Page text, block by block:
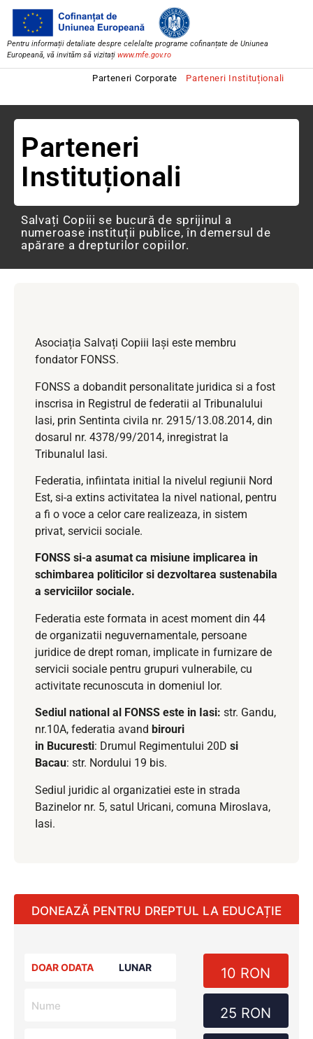
Pentru informații detaliate despre celelalte programe cofinanțate de Uniunea
Europeană, vă invităm să vizitați www.mfe.gov.ro
Parteneri Corporate Parteneri Instituționali
Parteneri
Instituționali
Salvați Copiii se bucură de sprijinul a
numeroase instituții publice, în demersul de
apărare a drepturilor copiilor.
Asociația Salvați Copiii Iași este membru
fondator FONSS.
FONSS a dobandit personalitate juridica si a fost
inscrisa in Registrul de federatii al Tribunalului
Iasi, prin Sentinta civila nr. 2915/13.08.2014, din
dosarul nr. 4378/99/2014, inregistrat la
Tribunalul Iasi.
Federatia, infiintata initial la nivelul regiunii Nord
Est, si-a extins activitatea la nivel national, pentru
a fi o voce a celor care realizeaza, in sistem
privat, servicii sociale.
FONSS si-a asumat ca misiune implicarea in
schimbarea politicilor si dezvoltarea sustenabila
a serviciilor sociale.
Federatia este formata in acest moment din 44
de organizatii neguvernamentale, persoane
juridice de drept roman, implicate in furnizare de
servicii sociale pentru grupuri vulnerabile, cu
activitate recunoscuta in domeniul lor.
Sediul national al FONSS este in Iasi: str. Gandu,
nr.10A, federatia avand birouri
in Bucuresti: Drumul Regimentului 20D si
Bacau: str. Nordului 19 bis.
Sediul juridic al organizatiei este in strada
Bazinelor nr. 5, satul Uricani, comuna Miroslava,
Iasi.
DONEAZĂ PENTRU DREPTUL LA EDUCAȚIE
DOAR ODATA LUNAR 10 RON
25 RON